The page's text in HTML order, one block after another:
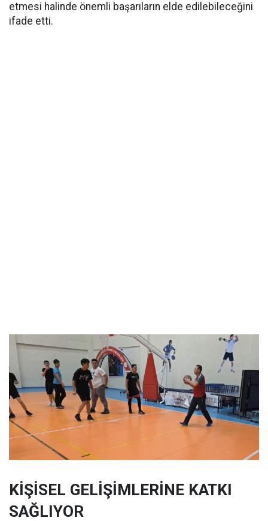
etmesi halinde önemli başarıların elde edilebileceğini
ifade etti.
KİŞİSEL GELİŞİMLERİNE KATKI
SAĞLIYOR